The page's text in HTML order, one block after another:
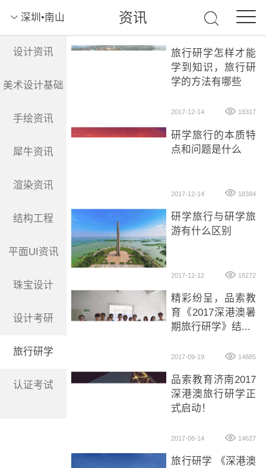
深圳•南山 资讯
设计资讯
美术设计基础
手绘资讯
犀牛资讯
渲染资讯
结构工程
平面UI资讯
珠宝设计
设计考研
旅行研学
认证考试
旅行研学怎样才能
学到知识，旅行研
学的方法有哪些
2017-12-14 18317
研学旅行的本质特
点和问题是什么
2017-12-14 18384
研学旅行与研学旅
游有什么区别
2017-12-12 18272
精彩纷呈，品索教
育《2017深港澳暑
期旅行研学》结...
2017-09-19 14885
品索教育济南2017
深港澳旅行研学正
式启动！
2017-08-14 14627
旅行研学 《深港澳